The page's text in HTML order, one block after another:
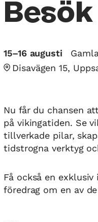
15–16 augusti
Disavägen 15,
Nu får du chansen
på vikingatiden. Se
tillverkade pilar,
tidstrogna verktyg
Få också en
föredrag om en av